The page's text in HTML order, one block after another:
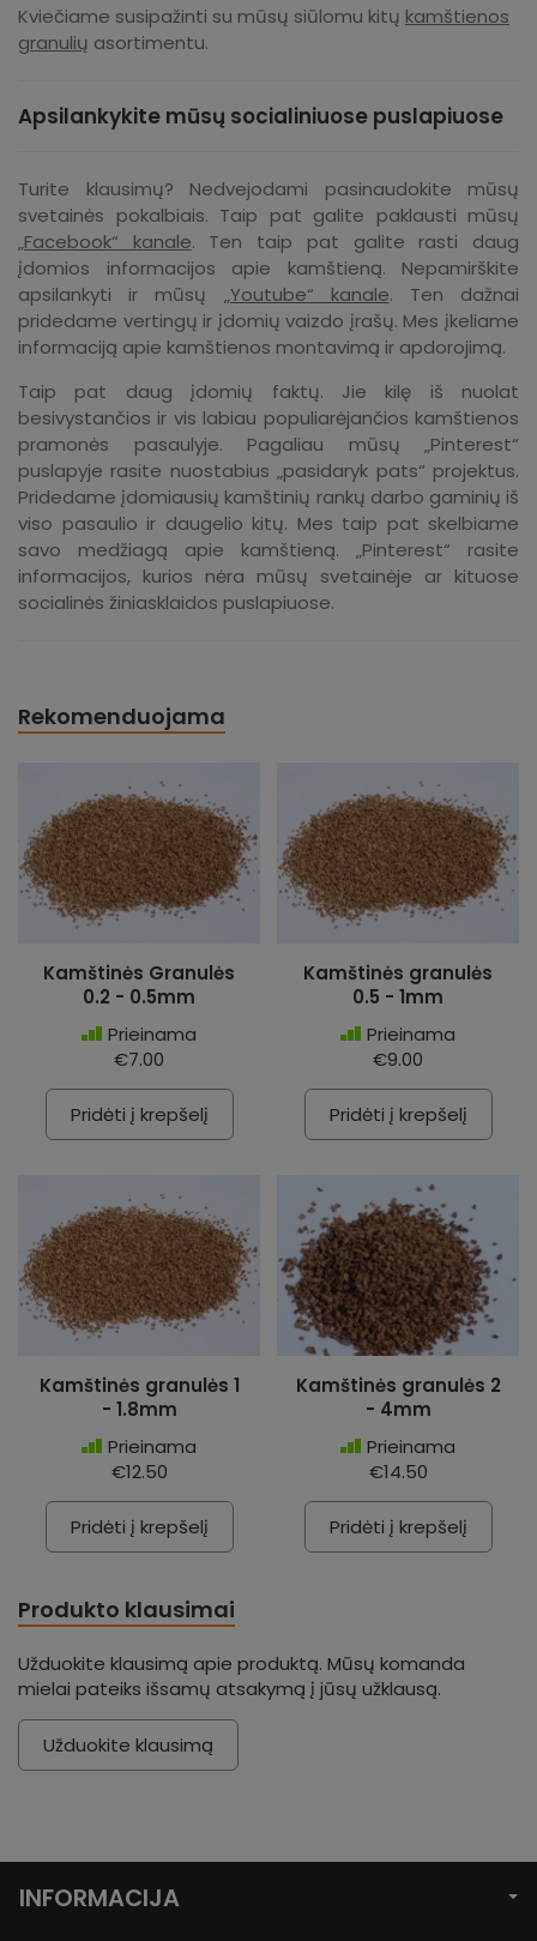
Kviečiame susipažinti su mūsų siūlomu kitų kamštienos
granulių asortimentu.
Apsilankykite mūsų socialiniuose puslapiuose
Turite klausimų? Nedvejodami pasinaudokite mūsų
svetainės pokalbiais. Taip pat galite paklausti mūsų
„Facebook“ kanale. Ten taip pat galite rasti daug
įdomios informacijos apie kamštieną. Nepamirškite
apsilankyti ir mūsų „Youtube“ kanale. Ten dažnai
pridedame vertingų ir įdomių vaizdo įrašų. Mes įkeliame
informaciją apie kamštienos montavimą ir apdorojimą.
Taip pat daug įdomių faktų. Jie kilę iš nuolat
besivystančios ir vis labiau populiarėjančios kamštienos
pramonės pasaulyje. Pagaliau mūsų „Pinterest“
puslapyje rasite nuostabius „pasidaryk pats“ projektus.
Pridedame įdomiausių kamštinių rankų darbo gaminių iš
viso pasaulio ir daugelio kitų. Mes taip pat skelbiame
savo medžiagą apie kamštieną. „Pinterest“ rasite
informacijos, kurios nėra mūsų svetainėje ar kituose
socialinės žiniasklaidos puslapiuose.
Rekomenduojama
Kamštinės Granulės
0.2 - 0.5mm
Prieinama
€7.00
Pridėti į krepšelį
Kamštinės granulės
0.5 - 1mm
Prieinama
€9.00
Pridėti į krepšelį
Kamštinės granulės 1
- 1.8mm
Prieinama
€12.50
Pridėti į krepšelį
Kamštinės granulės 2
- 4mm
Prieinama
€14.50
Pridėti į krepšelį
Produkto klausimai
Užduokite klausimą apie produktą. Mūsų komanda
mielai pateiks išsamų atsakymą į jūsų užklausą.
Užduokite klausimą
INFORMACIJA